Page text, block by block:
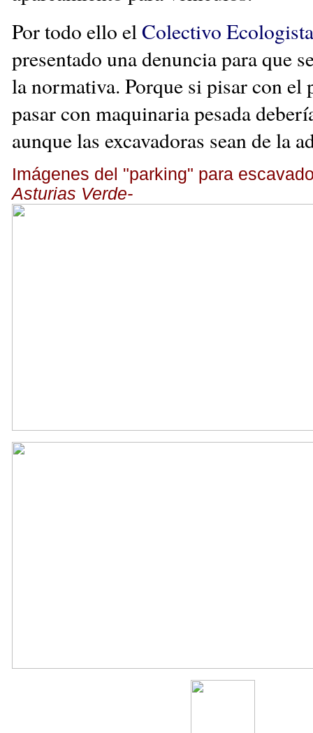
Por todo ello elColectivo
presentado una denuncia para que
la normativa. Porque si pisar con el
pasar con maquinaria pesada
aunque las excavadoras sean de la
Imágenes del "parking" para
Asturias Verde-